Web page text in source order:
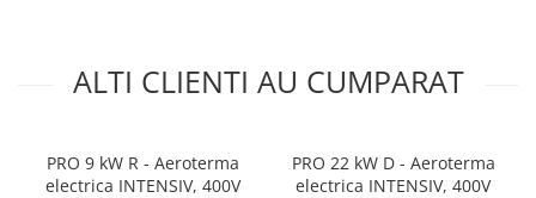
ALTI CLIENTI AU CUMPARAT
PRO 9 kW R - Aeroterma
electrica INTENSIV, 400V
PRO 22 kW D - Aeroterma
electrica INTENSIV, 400V